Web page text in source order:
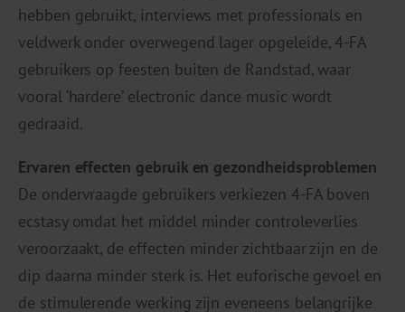
hebben gebruikt, interviews met professionals en
veldwerk onder overwegend lager opgeleide, 4-FA
gebruikers op feesten buiten de Randstad, waar
vooral ‘hardere’ electronic dance music wordt
gedraaid.
Ervaren effecten gebruik en gezondheidsproblemen
De ondervraagde gebruikers verkiezen 4-FA boven
ecstasy omdat het middel minder controleverlies
veroorzaakt, de effecten minder zichtbaar zijn en de
dip daarna minder sterk is. Het euforische gevoel en
de stimulerende werking zijn eveneens belangrijke